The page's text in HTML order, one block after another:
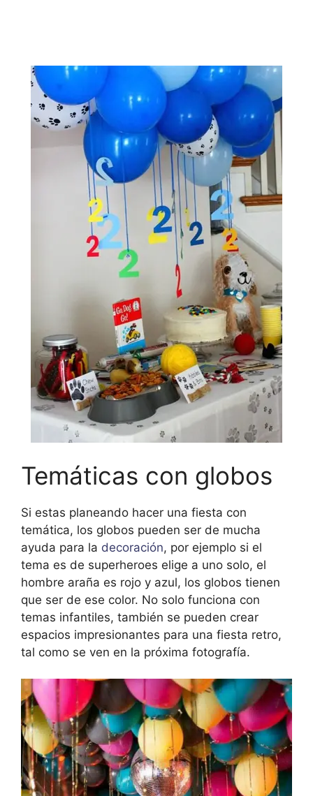
Temáticas con globos
Si estas planeando hacer una fiesta con
temática, los globos pueden ser de mucha
ayuda para la decoración, por ejemplo si el
tema es de superheroes elige a uno solo, el
hombre araña es rojo y azul, los globos tienen
que ser de ese color. No solo funciona con
temas infantiles, también se pueden crear
espacios impresionantes para una fiesta retro,
tal como se ven en la próxima fotografía.